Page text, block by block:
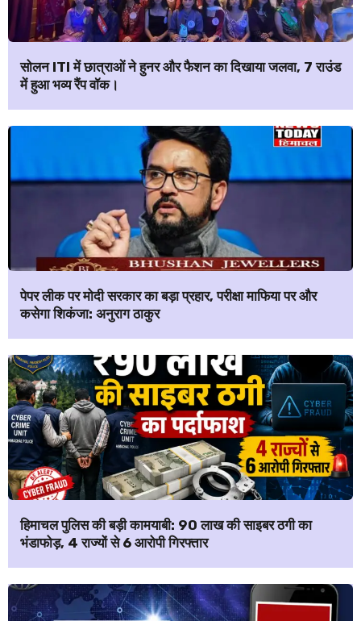
सोलन ITI में छात्राओं ने हुनर और फैशन का दिखाया जलवा, 7 राउंड
में हुआ भव्य रैंप वॉक।
पेपर लीक पर मोदी सरकार का बड़ा प्रहार, परीक्षा माफिया पर और
कसेगा शिकंजा: अनुराग ठाकुर
हिमाचल पुलिस की बड़ी कामयाबी: ₹90 लाख की साइबर ठगी का
भंडाफोड़, 4 राज्यों से 6 आरोपी गिरफ्तार